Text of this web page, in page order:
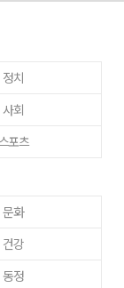
정치
사회
포츠
문화
건강
동정